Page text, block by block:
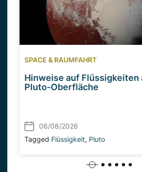
SPACE & RAUMFAHRT
Hinweise auf Flüssigkeiten
Pluto-Oberfläche
06/08/2026
Tagged Flüssigkeit, Pluto